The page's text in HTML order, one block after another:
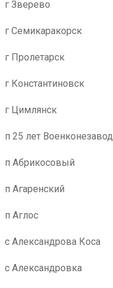
г Зверево
г Семикаракорск
г Пролетарск
г Константиновск
г Цимлянск
п 25 лет
п Абрикосовый
п Агаренский
п Аглос
с Александрова Коса
с Александровка